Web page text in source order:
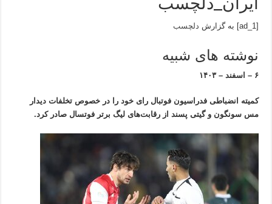
ایران_دلچسب
[ad_1] به گزارش دلچسب
نوشته های شبیه
۶ – اسفند – ۱۴۰۳
کمیته انضباطی فدراسیون فوتبال رای خود را در خصوص تخلفات دیدار
مس سونگون و گیتی پسند از رقابت‌های لیگ برتر فوتسال صادر کرد.